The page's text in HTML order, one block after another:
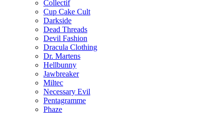
Collectif
Cup Cake Cult
Darkside
Dead Threads
Devil Fashion
Dracula Clothing
Dr. Martens
Hellbunny
Jawbreaker
Miltec
Necessary Evil
Pentagramme
Phaze